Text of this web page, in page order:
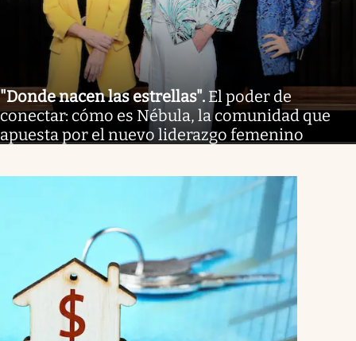
"Donde nacen las estrellas". El poder de
conectar: cómo es Nébula, la comunidad que
apuesta por el nuevo liderazgo femenino